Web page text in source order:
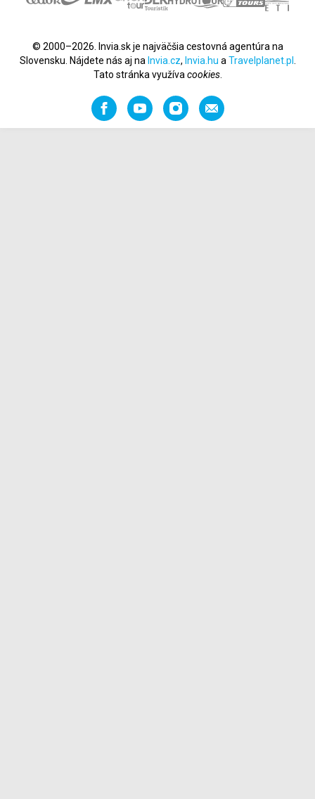
© 2000–2026. Invia.sk je najväčšia cestovná agentúra na
Slovensku. Nájdete nás aj na Invia.cz, Invia.hu a Travelplanet.pl
Tato stránka využíva cookies.
FacebookYouTubeInstagramOdporučiť